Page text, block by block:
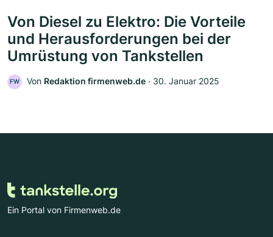
Von Diesel zu Elektro: Die Vorteile
und Herausforderungen bei der
Umrüstung von Tankstellen
FW Von Redaktion firmenweb.de ‧ 30. Januar 2025
Ein Portal von Firmenweb.de